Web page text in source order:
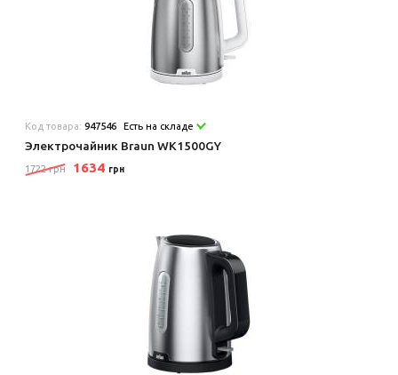
Код товара:947546 Есть на складе
Электрочайник Braun WK1500GY
1722 грн 1634 грн